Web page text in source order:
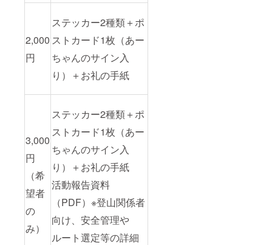
2,000
円
ステッカー2種類＋ポ
ストカード1枚（あー
ちゃんのサイン入
り）＋お礼の手紙
3,000
円
（希
望者
の
み）
ステッカー2種類＋ポ
ストカード1枚（あー
ちゃんのサイン入
り）＋お礼の手紙
活動報告資料
（PDF）※登山関係者
向け、安全管理や
ルート選定等の詳細